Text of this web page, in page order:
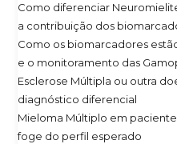
Como diferenciar
a contribuição dos
Como os biomarcadores
e o monitoramento das
Esclerose Múltipla ou outra
diagnóstico diferencial
Mieloma Múltiplo em
foge do perfil esperado